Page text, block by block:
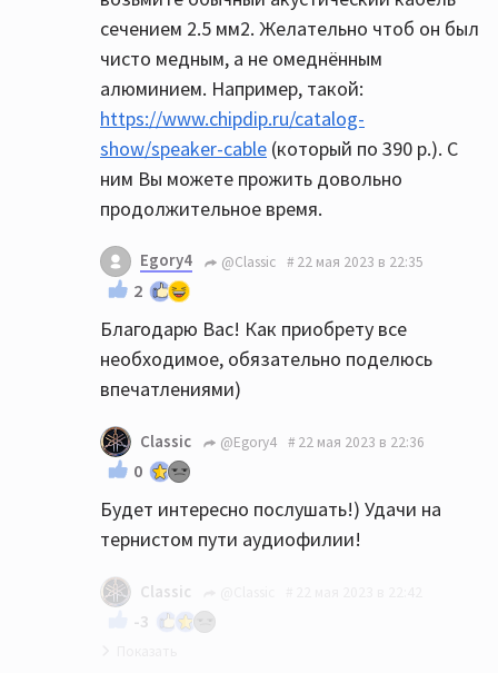
сечением 2.5 мм2. Желательно чтоб он был
чисто медным, а не омеднённым
алюминием. Например, такой:
https://www.chipdip.ru/catalog-
show/speaker-cable (который по 390 р.). С
ним Вы можете прожить довольно
продолжительное время.
Egory4 @Classic 22 мая 2023 в 22:35
2
Благодарю Вас! Как приобрету все
необходимое, обязательно поделюсь
впечатлениями)
Classic @Egory4 22 мая 2023 в 22:36
0
Будет интересно послушать!) Удачи на
тернистом пути аудиофилии!
Classic
-3